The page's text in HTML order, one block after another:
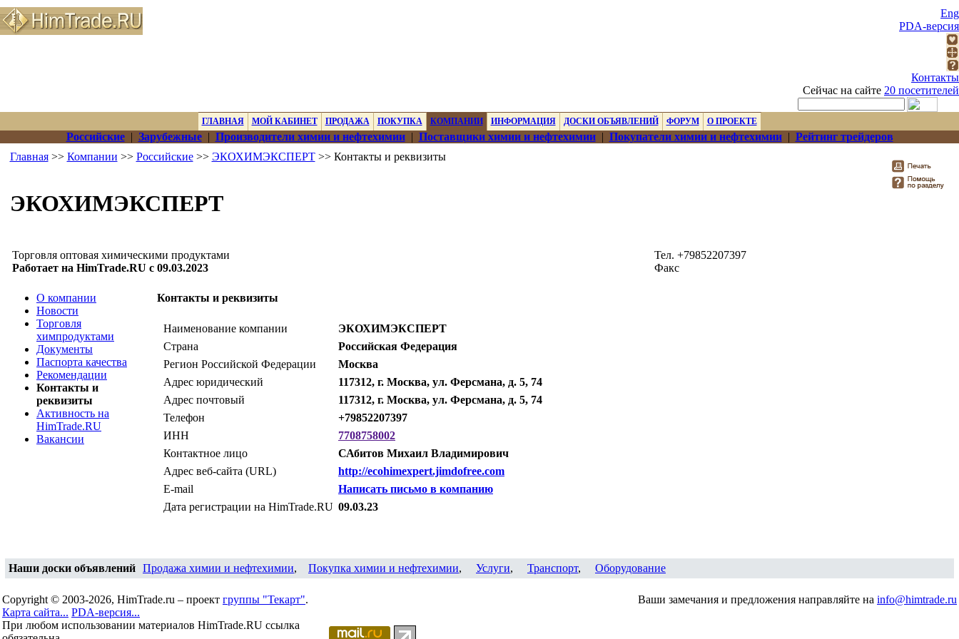
Eng
PDA-версия
Контакты
Сейчас на сайте 20 посетителей
ГЛАВНАЯ МОЙ КАБИНЕТ ПРОДАЖА ПОКУПКА КОМПАНИИ ИНФОРМАЦИЯ ДОСКИ ОБЪЯВЛЕНИЙ ФОРУМ О ПРОЕКТЕ
Российские| Зарубежные| Производители химии и нефтехимии| Поставщики химии и нефтехимии| Покупатели химии и нефтехимии| Рейтинг трейдеров
Главная>> Компании >> Российские>> ЭКОХИМЭКСПЕРТ>> Контакты и реквизиты
ЭКОХИМЭКСПЕРТ
Торговля оптовая химическими продуктами
Работает на HimTrade.RU с 09.03.2023
Тел. +79852207397
Факс
О компании
Новости
Торговля
химпродуктами
Документы
Паспорта качества
Рекомендации
Контакты и
реквизиты
Активность на
HimTrade.RU
Вакансии
Контакты и реквизиты
Наименование компании
ЭКОХИМЭКСПЕРТ
Страна
Российская Федерация
Регион Российской Федерации
Москва
Адрес юридический
117312, г. Москва, ул. Ферсмана, д. 5, 74
Адрес почтовый
117312, г. Москва, ул. Ферсмана, д. 5, 74
Телефон
+79852207397
ИНН
7708758002
Контактное лицо
САбитов Михаил Владимирович
Адрес веб-сайта (URL)
http://ecohimexpert.jimdofree.com
E-mail
Написать письмо в компанию
Дата регистрации на HimTrade.RU 09.03.23
Наши доски объявлений Продажа химии и нефтехимии, Покупка химии и нефтехимии, Услуги, Транспорт, Оборудование
Copyright © 2003-2026, HimTrade.ru – проект группы "Текарт".
Карта сайта... PDA-версия...
При любом использовании материалов HimTrade.RU ссылка
Ваши замечания и предложения направляйте на info@himtrade.ru